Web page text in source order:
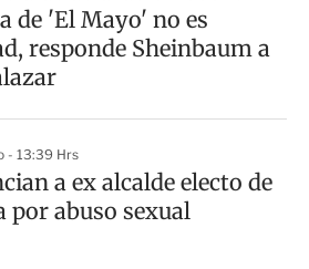
de 'El Mayo' no es
responde Sheinbaum a
- 13:39 Hrs
a ex alcalde electo de
por abuso sexual